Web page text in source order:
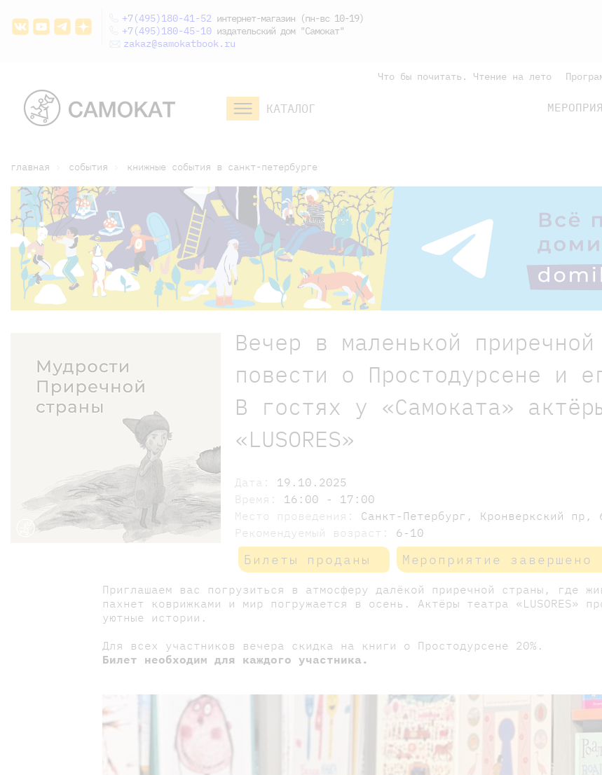
+7(495)180-41-52 интернет-магазин (пн-вс 10-19)
+7(495)180-45-10 издательский дом "Самокат"
zakaz@samokatbook.ru
Что бы почитать. Чтение на лето
КАТАЛОГ
дошкольникам
главная события книжные события в санкт-петербурге
Вечер в маленькой
повести о Простодурсене и
В гостях у «Самоката»
«LUSORES»
Дата: 19.10.2025
Время: 16:00 - 17:00
Место проведения: Санкт-Петербург, Кронверкский
Рекомендуемый возраст: 6-10
Билеты проданы Мероприятие завершено
Приглашаем вас погрузиться в атмосферу далёкой приречной страны, где
пахнет коврижками и мир погружается в осень. Актёры театра «LUSORES»
уютные истории.
Для всех участников вечера скидка на книги о Простодурсене 20%.
Билет необходим для каждого участника.